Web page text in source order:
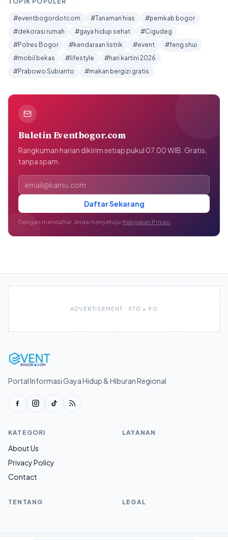
#eventbogordotcom #Tanaman hias
#pemkab bogor
#dekorasi rumah
#gaya hidup sehat
#Cigudeg
#Polres Bogor
#kendaraan listrik #event
#feng shui
#mobil bekas
#lifestyle
#hari kartini 2026
#Prabowo Subianto
#makan bergizi gratis
Buletin Eventbogor.com
Rangkuman harian dikirim setiap pukul 07.00 WIB. Gratis,
tanpa spam.
Alamat email
Daftar Sekarang
Dengan mendaftar, Anda menyetujui Kebijakan Privasi
ADVERTISEMENT · 970 × 90
Portal Informasi Gaya Hidup & Hiburan Regional
KATEGORI
About Us
Privacy Policy
Contact
LAYANAN
TENTANG LEGAL